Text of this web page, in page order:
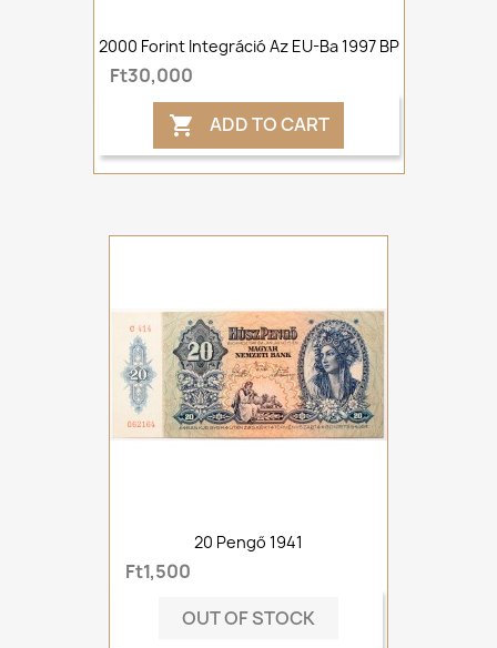
2000 Forint Integráció Az EU-Ba 1997 BP
Ft30,000
 ADD TO CART
20 Pengő 1941
Ft1,500
OUT OF STOCK